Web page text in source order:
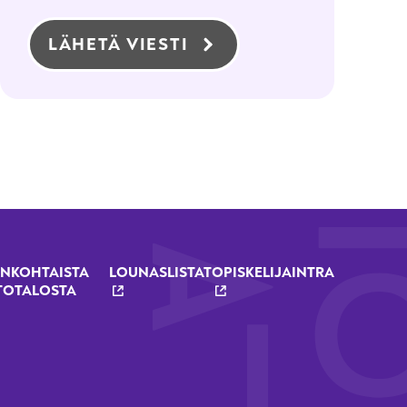
LÄHETÄ VIESTI
LOUNASLISTATOPISKELIJAINTRA